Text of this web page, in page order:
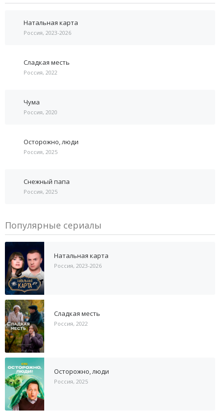
Натальная карта
Россия, 2023-2026
Сладкая месть
Россия, 2022
Чума
Россия, 2020
Осторожно, люди
Россия, 2025
Снежный папа
Россия, 2025
Популярные сериалы
Натальная карта
Россия, 2023-2026
Сладкая месть
Россия, 2022
Осторожно, люди
Россия, 2025